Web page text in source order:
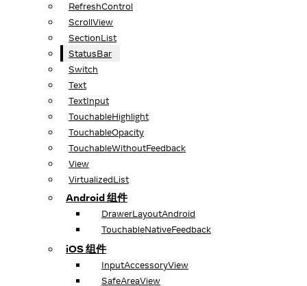
RefreshControl
ScrollView
SectionList
StatusBar
Switch
Text
TextInput
TouchableHighlight
TouchableOpacity
TouchableWithoutFeedback
View
VirtualizedList
Android 组件
DrawerLayoutAndroid
TouchableNativeFeedback
iOS 组件
InputAccessoryView
SafeAreaView